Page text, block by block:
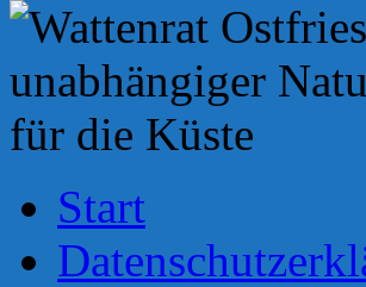
Start